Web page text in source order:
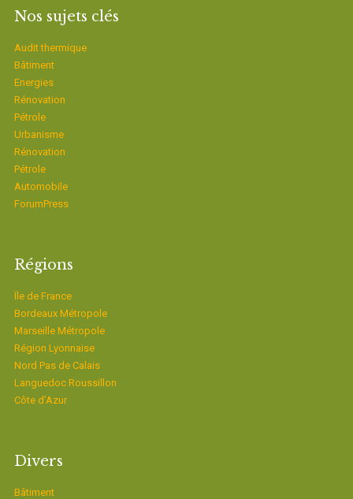
Nos sujets clés
Audit thermique
Bâtiment
Energies
Rénovation
Pétrole
Urbanisme
Rénovation
Pétrole
Automobile
ForumPress
Régions
Ïle de France
Bordeaux Métropole
Marseille Métropole
Région Lyonnaise
Nord Pas de Calais
Languedoc Roussillon
Côte d’Azur
Divers
Bâtiment